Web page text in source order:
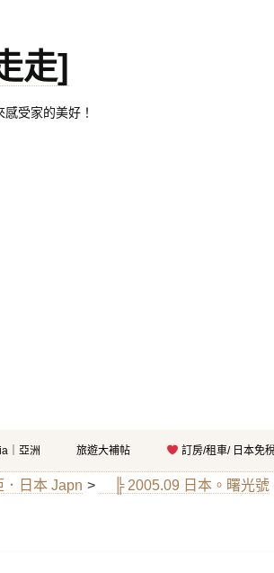
走]
受家的美好！
｜亞洲 旅遊大補帖 訂房/租車/ 日本免
日本 Japn > ╠ 2005.09 日本。曙光號